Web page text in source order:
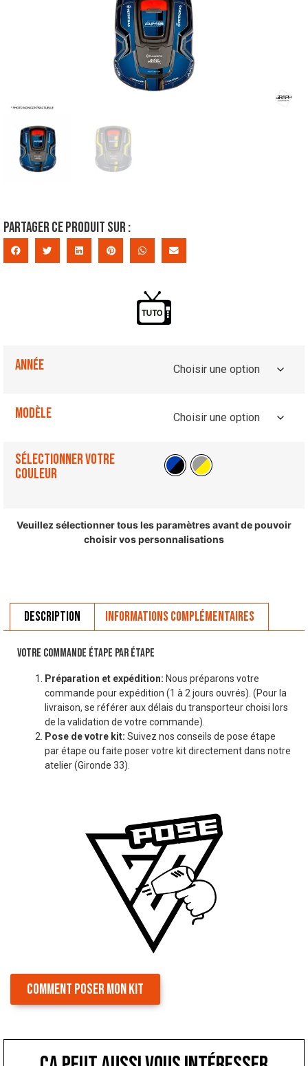
Partager ce produit sur :
Année
Modèle
Sélectionner votre
couleur
Veuillez sélectionner tous les paramètres avant de pouvoir
choisir vos personnalisations
Description Informations complémentaires
VOTRE COMMANDE ÉTAPE PAR ÉTAPE
Préparation et expédition: Nous préparons votre
commande pour expédition (1 à 2 jours ouvrés). (Pour la
livraison, se référer aux délais du transporteur choisi lors
de la validation de votre commande).
Pose de votre kit: Suivez nos conseils de pose étape
par étape ou faite poser votre kit directement dans notre
atelier (Gironde 33).
COMMENT POSER MON KIT